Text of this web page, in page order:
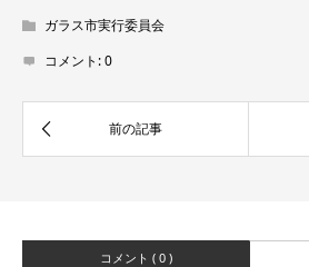
ガラス市実行委員会
コメント:0
コメント ( 0 )